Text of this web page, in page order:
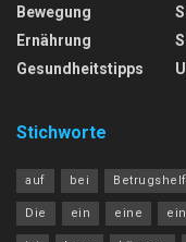
Bewegung
Ernährung
Gesundheitstipps
Stichworte
auf bei
Die ein eine